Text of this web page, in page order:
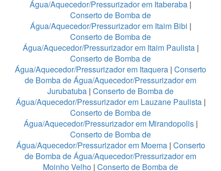
Água/Aquecedor/Pressurizador em Itaberaba |
Conserto de Bomba de
Água/Aquecedor/Pressurizador em Itaim Bibi |
Conserto de Bomba de
Água/Aquecedor/Pressurizador em Itaim Paulista |
Conserto de Bomba de
Água/Aquecedor/Pressurizador em Itaquera | Conserto
de Bomba de Água/Aquecedor/Pressurizador em
Jurubatuba | Conserto de Bomba de
Água/Aquecedor/Pressurizador em Lauzane Paulista |
Conserto de Bomba de
Água/Aquecedor/Pressurizador em Mirandopolis|
Conserto de Bomba de
Água/Aquecedor/Pressurizador em Moema| Conserto
de Bomba de Água/Aquecedor/Pressurizador em
Moinho Velho | Conserto de Bomba de